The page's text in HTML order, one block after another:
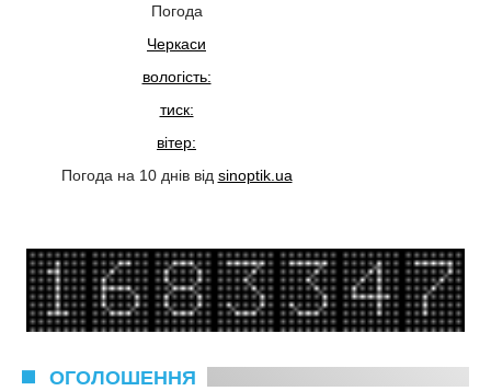
Погода
Черкаси
вологість:
тиск:
вітер:
Погода на 10 днів від sinoptik.ua
ОГОЛОШЕННЯ